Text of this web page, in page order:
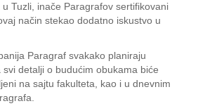
Tuzli, inače Paragrafov sertifikovani
način stekao dodatno iskustvo u
Paragraf svakako planiraju
detalji o budućim obukama biće
na sajtu fakulteta, kao i u dnevnim